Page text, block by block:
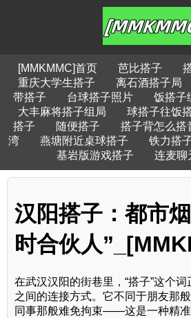
[MMKMMC]首页 芭比搭子
重庆大学生搭子
离石酒搭子局
带搭子
台球搭子照片
饭搭子
大丰麻将搭子组局
球搭子往饭
搭子
随便搭子 搭子背怎么搭
湾
燕塘附近桌球搭子 铁力搭
基岩版游戏搭子
连麦聊
汉阳搭子：都市
时合伙人
在武汉汉阳的街巷里，“搭子”这个
之间的连接方式。它不同于朋友那
同事那般难免拘束——这是一种精